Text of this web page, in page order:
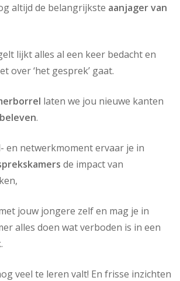
altijd de belangrijkste aanjager van
lijkt alles al een keer bedacht en
over ‘het gesprek’ gaat.
laten we jou nieuwe kanten
beleven.
en netwerkmoment ervaar je in
de impact van
jouw jongere zelf en mag je in
alles doen wat verboden is in een
veel te leren valt! En frisse inzichten